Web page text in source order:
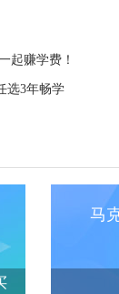
起赚学费！
选3年畅学
马